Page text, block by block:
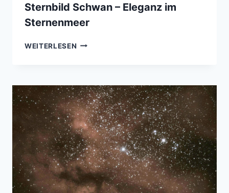
Sternbild Schwan – Eleganz im
Sternenmeer
WEITERLESEN STERNBILD
IM
STERNENMEER